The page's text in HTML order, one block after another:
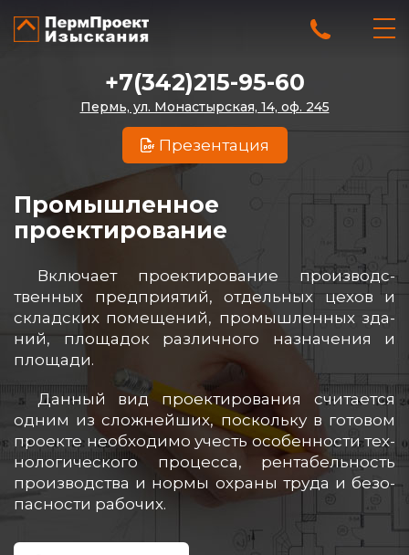
+7(342)215-95-60
Пермь, ул. Монастырская, 14, оф. 245
Презентация
Промышленное
проектирование
Вклю­ча­ет про­ек­ти­ро­ва­ние про­из­водс­
твен­ных пред­при­ятий, от­дель­ных це­хов и
склад­ских по­ме­ще­ний, про­мыш­лен­ных зда­
ний, пло­ща­док раз­лич­но­го наз­на­че­ния и
пло­ща­ди.
Дан­ный вид про­ек­ти­ро­ва­ния счи­та­ет­ся
од­ним из слож­ней­ших, пос­коль­ку в го­то­вом
про­ек­те не­об­хо­ди­мо учесть осо­бен­нос­ти тех­
но­ло­ги­чес­ко­го про­цес­са, рен­та­бель­ность
про­из­водс­тва и нор­мы ох­ра­ны тру­да и бе­зо­
пас­нос­ти ра­бо­чих.